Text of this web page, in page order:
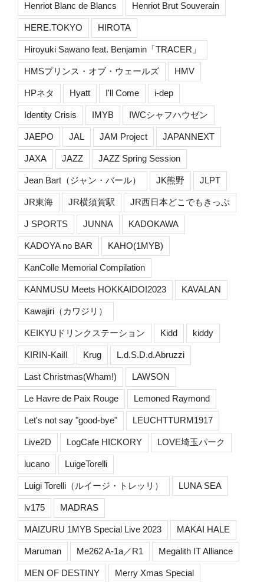
Henriot Blanc de Blancs Henriot Brut Souverain
HERE.TOKYO HIROTA
Hiroyuki Sawano feat. Benjamin「TRACER」
HMSプリンス・オブ・ウェールズ HMV
HPネタ Hyatt I'll Come i-dep
Identity Crisis IMYB IWCシャフハウゼン
JAEPO JAL JAM Project JAPANNEXT
JAXA JAZZ JAZZ Spring Session
Jean Bart（ジャン・バール） JK熊野 JLPT
JR東海 JR横須賀駅 JR西日本どこでもきっぷ
J SPORTS JUNNA KADOKAWA
KADOYA no BAR KAHO(1MYB)
KanColle Memorial Compilation
KANMUSU Meets HOKKAIDO!2023 KAVALAN
Kawajiri（カワジリ）
KEIKYUドリンクステーション Kidd kiddy
KIRIN-KaiII Krug L.d.S.D.d.Abruzzi
Last Christmas(Wham!) LAWSON
Le Havre de Paix Rouge Lemoned Raymond
Let's not say "good-bye" LEUCHTTURM1917
Live2D LogCafe HICKORY LOVE埼玉パーク
lucano LuigeTorelli
Luigi Torelli（ルイージ・トレッリ） LUNA SEA
lv175 MADRAS
MAIZURU 1MYB Special Live 2023 MAKAI HALE
Maruman Me262 A-1a／R1 Megalith IT Alliance
MEN OF DESTINY Merry Xmas Special